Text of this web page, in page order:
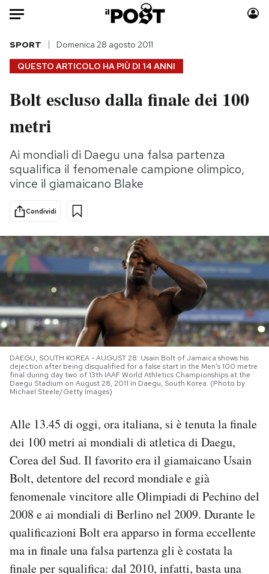
Auto
HOME
Italia
Politica
Tecnologia
Internet
Scienza
Cultura
Economia
Sport
Moda
Storie/Idee
Ok Boomer!
Mondiali calcio 2026
PODCAST
NEWSLETTER
I MIEI PREFERITI
AREA PERSONALE
Area Personale
Newsletter
Notifiche mobile
Regala il Post
QUESTO ARTICOLO HA PIÙ DI 14 ANNI
SPORT Domenica 28 agosto 2011
Bolt escluso dalla finale dei 100
metri
Ai mondiali di Daegu una falsa partenza
squalifica il fenomenale campione olimpico,
vince il giamaicano Blake
Condividi
DAEGU, SOUTH KOREA - AUGUST 28: Usain Bolt of Jamaica shows his
dejection after being disqualified for a false start in the Men's 100 metre
final during day two of 13th IAAF World Athletics Championships at the
Daegu Stadium on August 28, 2011 in Daegu, South Korea. (Photo by
Michael Steele/Getty Images)
Alle 13.45 di oggi, ora italiana, si è tenuta la finale
dei 100 metri ai mondiali di atletica di Daegu,
Corea del Sud. Il favorito era il giamaicano Usain
Bolt, detentore del record mondiale e già
fenomenale vincitore alle Olimpiadi di Pechino del
2008 e ai mondiali di Berlino nel 2009. Durante le
qualificazioni Bolt era apparso in forma eccellente
ma in finale una falsa partenza gli è costata la
finale per squalifica: dal 2010, infatti, basta una